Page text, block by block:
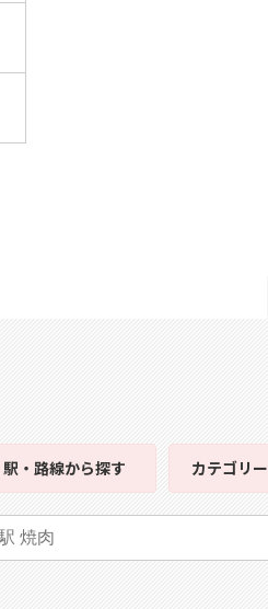
駅・路線から探す カテゴリー